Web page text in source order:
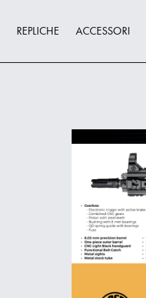
REPLICHE ACCESSORI